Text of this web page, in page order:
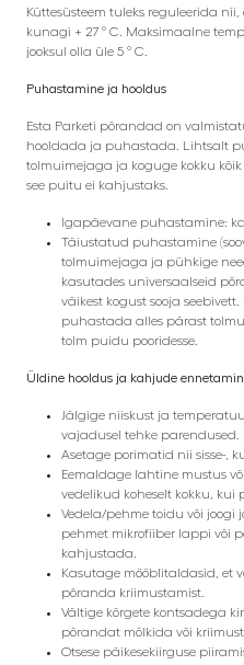
Küttesüsteem tuleks reguleerida
kunagi + 27 ° C. Maksimaalne
jooksul olla üle 5 ° C.
Puhastamine ja hooldus
Esta Parketi põrandad on
hooldada ja puhastada. Lihtsalt
tolmuimejaga ja koguge kokku
see puitu ei kahjustaks.
Igapäevane puhastamine:
Täiustatud puhastamine
tolmuimejaga ja pühkige
kasutades universaalseid
väikest kogust sooja
puhastada alles pärast
tolm puidu pooridesse.
Üldine hooldus ja kahjude
Jälgige niiskust ja
vajadusel tehke parendused.
Asetage porimatid nii sisse-,
Eemaldage lahtine mustus
vedelikud koheselt kokku, kui
Vedela/pehme toidu või joogi
pehmet mikrofiiber lappi või
kahjustada.
Kasutage mööblitaldasid, et
põranda kriimustamist.
Vältige kõrgete kontsadega
põrandat mõlkida või
Otsese päikesekiirguse